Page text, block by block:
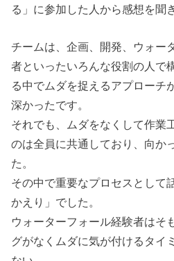
る」に参加した人から感想を聞
チームは、企画、開発、ウォー
者といったいろんな役割の人で
る中でムダを捉えるアプローチ
深かったです。
それでも、ムダをなくして作業
のは全員に共通しており、向か
た。
その中で重要なプロセスとして
かえり」でした。
ウォーターフォール経験者はそ
グがなくムダに気が付けるタイ